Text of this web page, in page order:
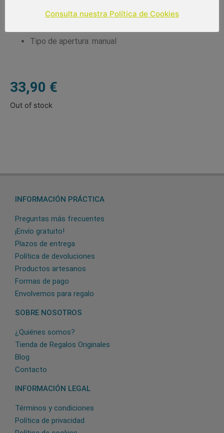
Paraguas de 8 varillas de 75 cm
Tipo de apertura: manual
33,90 €
Out of stock
INFORMACIÓN PRÁCTICA
Preguntas más frecuentes
¡Envío gratuito!
Plazos de entrega
Política de devoluciones
Productos artesanos
Formas de pago
Envolvemos para regalo
SOBRE NOSOTROS
¿Quiénes somos?
Tienda de Regalos Originales
Blog
Contacto
INFORMACIÓN LEGAL
Términos y condiciones
Política de privacidad
Consulta nuestra Política de Cookies